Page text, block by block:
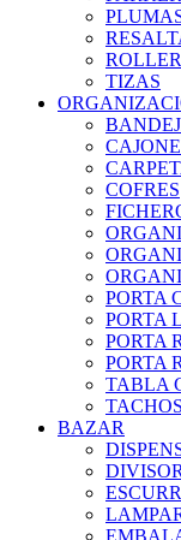
TIZAS
COFRES
PORTA
PORTA
PORTA
PORTA
TABLA
BAZAR